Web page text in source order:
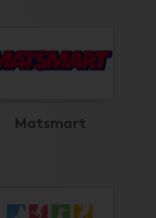
Matsmart